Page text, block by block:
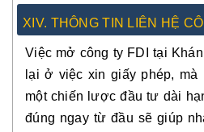
XIV. THÔNG TIN LIÊN HỆ
Việc mở công ty FDI tại
lại ở việc xin giấy phép,
một chiến lược đầu tư dài
đúng ngay từ đầu sẽ giúp